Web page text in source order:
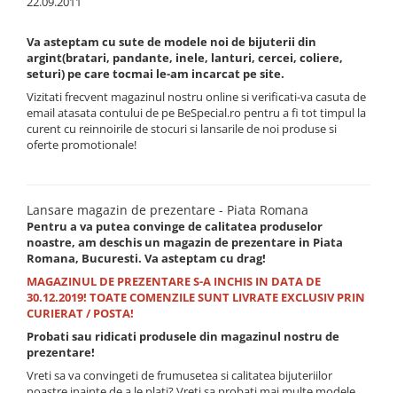
Va asteptam cu sute de modele noi de bijuterii din
argint(bratari, pandante, inele, lanturi, cercei, coliere,
seturi) pe care tocmai le-am incarcat pe site.
Vizitati frecvent magazinul nostru online si verificati-va casuta de
email atasata contului de pe BeSpecial.ro pentru a fi tot timpul la
curent cu reinnoirile de stocuri si lansarile de noi produse si
oferte promotionale!
Lansare magazin de prezentare - Piata Romana
Pentru a va putea convinge de calitatea produselor
noastre, am deschis un magazin de prezentare in Piata
Romana, Bucuresti. Va asteptam cu drag!
MAGAZINUL DE PREZENTARE S-A INCHIS IN DATA DE
30.12.2019! TOATE COMENZILE SUNT LIVRATE EXCLUSIV PRIN
CURIERAT / POSTA!
Probati sau ridicati produsele din magazinul nostru de
prezentare!
Vreti sa va convingeti de frumusetea si calitatea bijuteriilor